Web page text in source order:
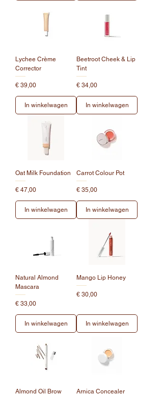
Lychee Crème
Corrector
Prijs
€ 39,00
In winkelwagen
Beetroot Cheek & Lip
Tint
Prijs
€ 34,00
In winkelwagen
Oat Milk Foundation
Prijs
€ 47,00
In winkelwagen
Carrot Colour Pot
Prijs
€ 35,00
In winkelwagen
Natural Almond
Mascara
Prijs
€ 33,00
In winkelwagen
Mango Lip Honey
Prijs
€ 30,00
In winkelwagen
Almond Oil Brow
Arnica Concealer